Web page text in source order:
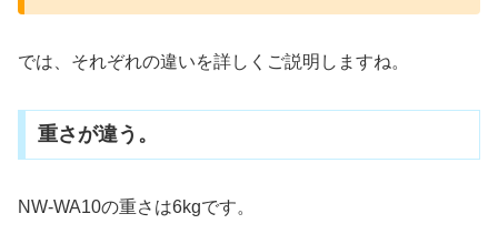
では、それぞれの違いを詳しくご説明しますね。
重さが違う。
NW-WA10の重さは6kgです。